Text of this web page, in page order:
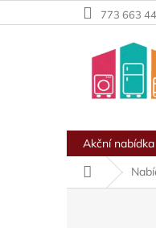
na
773 663
Akční nabídka
Domů